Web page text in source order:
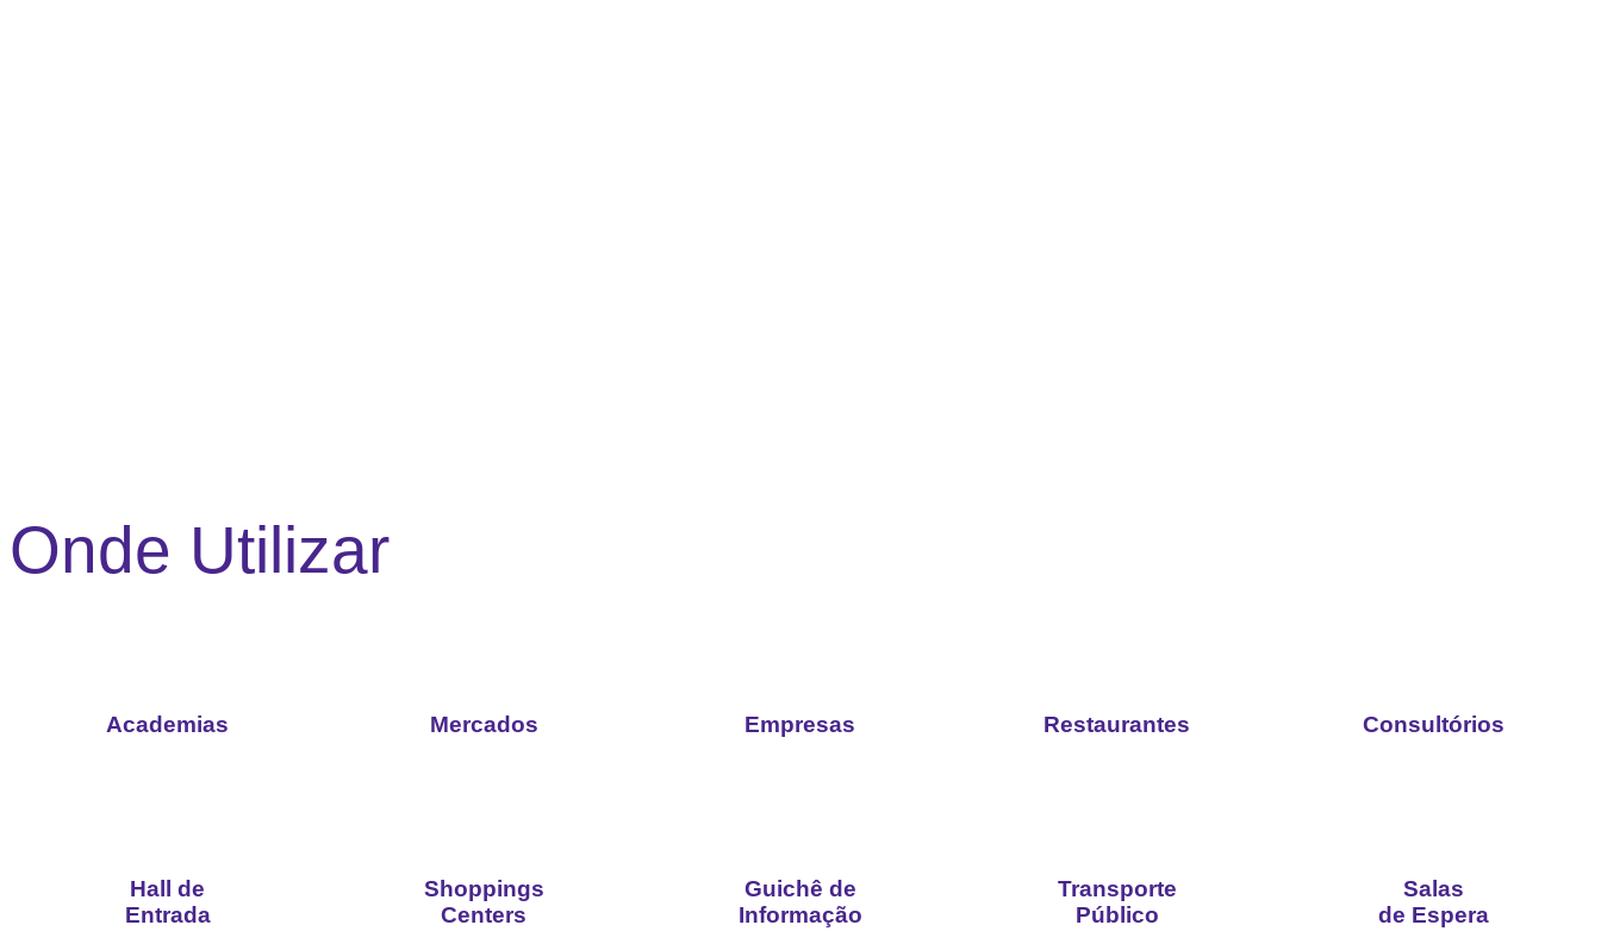
Onde Utilizar
Academias Mercados Empresas Restaurantes Consultórios
Hall de
Entrada
Shoppings
Centers
Guichê de
Informação
Transporte
Público
Salas
de Espera